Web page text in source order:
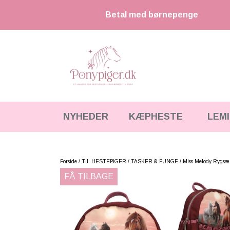
Betal med børnepenge
NYHEDER KÆPHESTE
STRIGLER & TILBEHØR
UDSTYR & TILBEHØR
SPRING & FORHINDRINGER
LEMIEUX MINI TOY PONY & TILBEHØR
HKM CUDDLE PONY
LEGETØJS HESTE
Forside TIL HESTEPIGER TASKER & PUNGE Miss Melody
FÅ TILBAGE